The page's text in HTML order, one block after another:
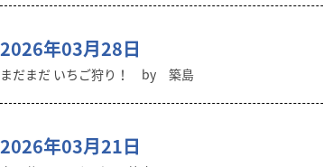
2026年03月28日
まだまだ いちご狩り！ by 築島
2026年03月21日